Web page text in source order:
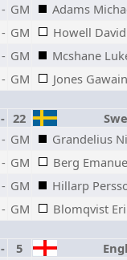
- GM
Adams
- GM
Howell
- GM
Mcshane
- GM
Jones
- 22
- GM
Grandelius
- GM
Berg
- GM
Hillarp
- GM
Blomqvist
- 5